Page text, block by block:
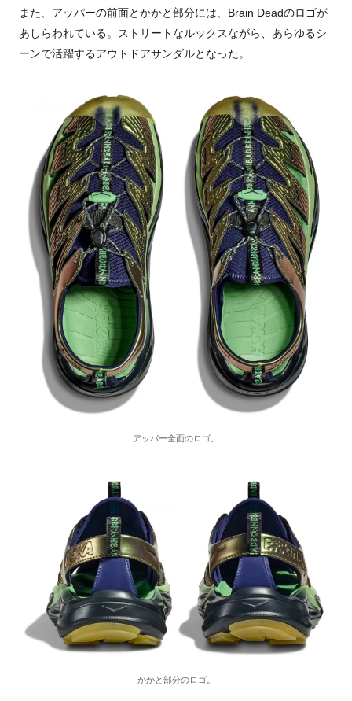
また、アッパーの前面とかかと部分には、Brain Deadのロゴが
あしらわれている。ストリートなルックスながら、あらゆるシ
ーンで活躍するアウトドアサンダルとなった。
アッパー全面のロゴ。
かかと部分のロゴ。